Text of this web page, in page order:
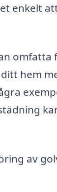
enkelt
omfatta
hem
av